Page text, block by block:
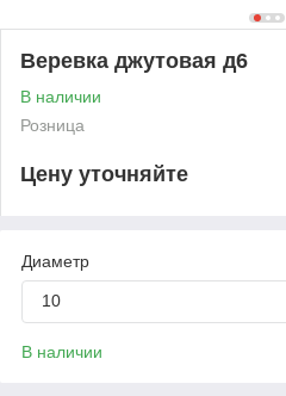
Веревка джутовая д6
В наличии
Розница
Цену уточняйте
Диаметр
10
В наличии